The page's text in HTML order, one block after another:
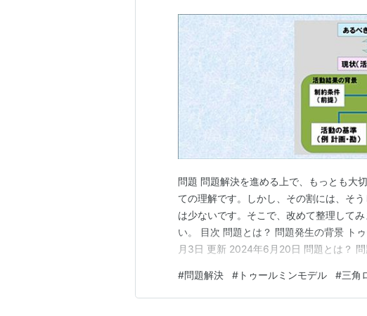
問題 問題解決を進める上で、もっとも大
ての理解です。しかし、その割には、そ
は少ないです。そこで、改めて整理して
い。 目次 問題とは？ 問題発生の背景 ト
月3日 更新 2024年6月20日 問題とは？
現状のギャップの差「売上が1.9億円未達
覧いただきます。 こちら…
#問題解決 # トゥールミンモデル #三角